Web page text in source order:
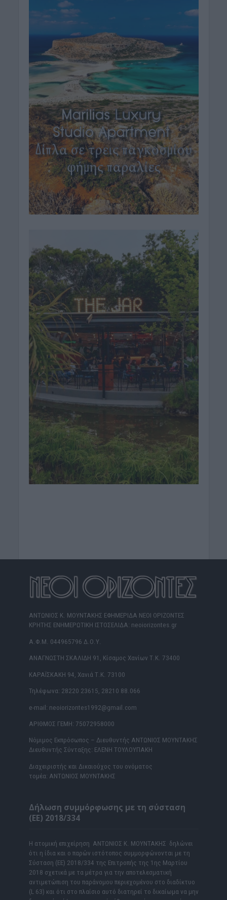
ΑΝΤΩΝΙΟΣ Κ. ΜΟΥΝΤΑΚΗΣ ΕΦΗΜΕΡΙΔΑ ΝΕΟΙ ΟΡΙΖΟΝΤΕΣ
ΚΡΗΤΗΣ ΕΝΗΜΕΡΩΤΙΚΗ ΙΣΤΟΣΕΛΙΔΑ: neoiorizontes.gr
Α.Φ.Μ. 044965796 Δ.Ο.Υ.
ΑΝΑΓΝΩΣΤΗ ΣΚΑΛΙΔΗ 91, Κίσαμος Χανίων Τ.Κ. 73400
ΚΑΡΑΪΣΚΑΚΗ 94, Χανιά Τ.Κ. 73100
Τηλέφωνα: 28220 23615, 28210 88.066
e-mail: neoiorizontes1992@gmail.com
ΑΡΙΘΜΟΣ ΓΕΜΗ: 75072958000
Νόμιμος Εκπρόσωπος – Διευθυντής ΑΝΤΩΝΙΟΣ ΜΟΥΝΤΑΚΗΣ
Διευθυντής Σύνταξης: ΕΛΕΝΗ ΤΟΥΛΟΥΠΑΚΗ
Διαχειριστής και Δικαιούχος του ονόματος
τομέα: ΑΝΤΩΝΙΟΣ ΜΟΥΝΤΑΚΗΣ
Δήλωση συμμόρφωσης με τη σύσταση
(ΕΕ) 2018/334
Η ατομική επιχείρηση ΑΝΤΩΝΙΟΣ Κ. ΜΟΥΝΤΑΚΗΣ δηλώνει
ότι η ίδια και ο παρών ιστότοπος συμμορφώνονται με τη
Σύσταση (ΕΕ) 2018/334 της Επιτροπής της 1ης Μαρτίου
2018 σχετικά με τα μέτρα για την αποτελεσματική
αντιμετώπιση του παράνομου περιεχομένου στο διαδίκτυο
(L 63) και ότι στο πλαίσιο αυτό διατηρεί το δικαίωμα να μην